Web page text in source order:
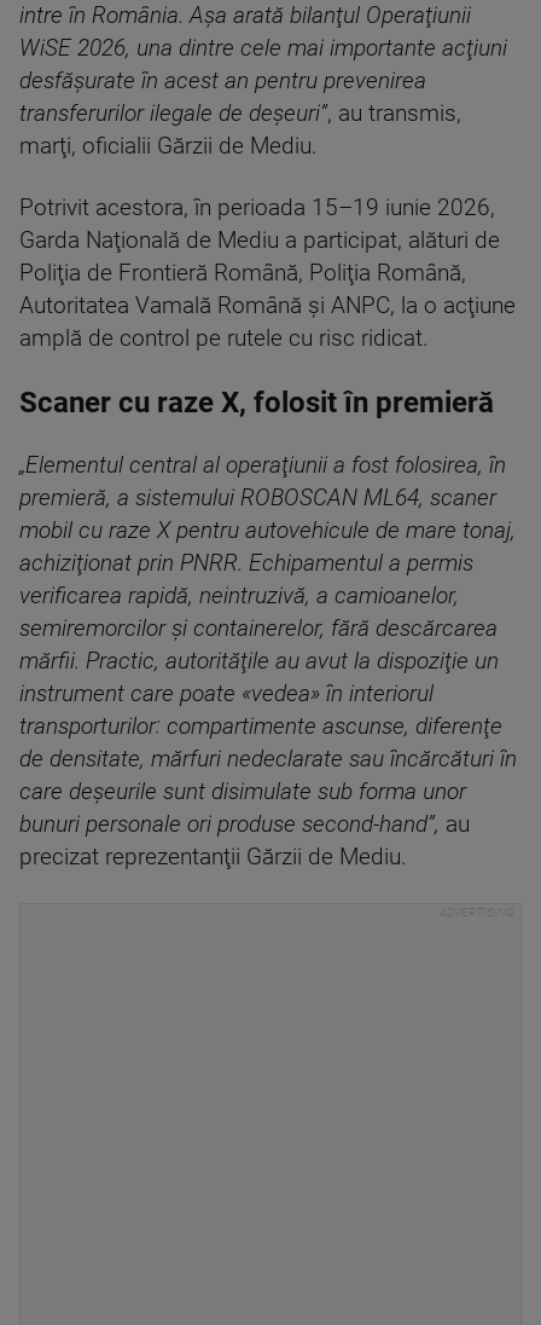
intre în România. Aşa arată bilanţul Operaţiunii
WiSE 2026, una dintre cele mai importante acţiuni
desfăşurate în acest an pentru prevenirea
transferurilor ilegale de deşeuri”, au transmis,
marţi, oficialii Gărzii de Mediu.
Potrivit acestora, în perioada 15–19 iunie 2026,
Garda Naţională de Mediu a participat, alături de
Poliţia de Frontieră Română, Poliţia Română,
Autoritatea Vamală Română şi ANPC, la o acţiune
amplă de control pe rutele cu risc ridicat.
Scaner cu raze X, folosit în premieră
„Elementul central al operaţiunii a fost folosirea, în
premieră, a sistemului ROBOSCAN ML64, scaner
mobil cu raze X pentru autovehicule de mare tonaj,
achiziţionat prin PNRR. Echipamentul a permis
verificarea rapidă, neintruzivă, a camioanelor,
semiremorcilor şi containerelor, fără descărcarea
mărfii. Practic, autorităţile au avut la dispoziţie un
instrument care poate «vedea» în interiorul
transporturilor: compartimente ascunse, diferenţe
de densitate, mărfuri nedeclarate sau încărcături în
care deşeurile sunt disimulate sub forma unor
bunuri personale ori produse second-hand”, au
precizat reprezentanţii Gărzii de Mediu.